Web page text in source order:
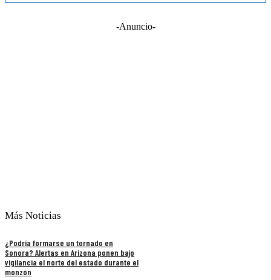
-Anuncio-
Más Noticias
¿Podría formarse un tornado en
Sonora? Alertas en Arizona ponen bajo
vigilancia el norte del estado durante el
monzón